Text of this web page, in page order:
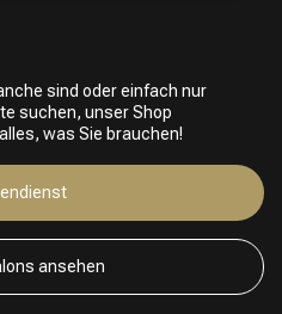
sind oder einfach nur
suchen, unser Shop
was Sie brauchen!
ansehen